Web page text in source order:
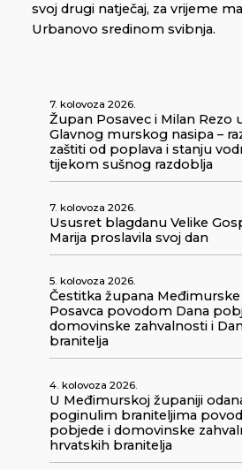
svoj drugi natječaj, za vrijeme
Urbanovo sredinom svibnja.
7. kolovoza 2026.
Župan Posavec i Milan Rezo
Glavnog murskog nasipa –
zaštiti od poplava i stanju
tijekom sušnog razdoblja
7. kolovoza 2026.
Ususret blagdanu Velike
Marija proslavila svoj dan
5. kolovoza 2026.
Čestitka župana
Posavca povodom Dana
domovinske zahvalnosti i
branitelja
4. kolovoza 2026.
U Međimurskoj županiji
poginulim braniteljima
pobjede i domovinske
hrvatskih branitelja